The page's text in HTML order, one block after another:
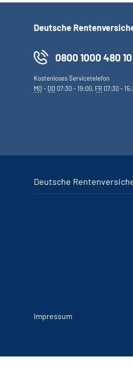
Deutsche
0800 1000 480 10
Kostenloses Servicetelefon
MO- DO 07:30 - 19:00, FR 07:30 -
Deutsche
Impressum